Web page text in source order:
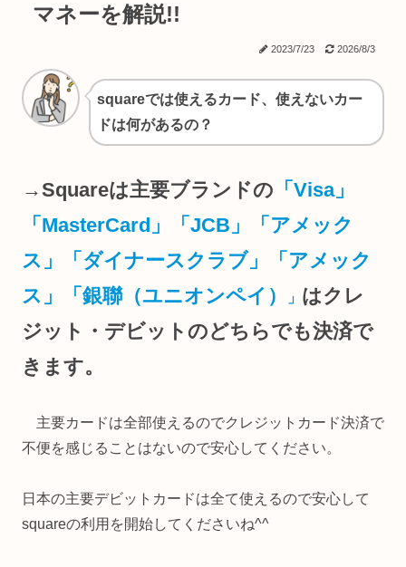
マネーを解説!!
2023/7/23 2026/8/3
squareでは使えるカード、使えないカー
ドは何があるの？
→Squareは主要ブランドの 「Visa」
「MasterCard」「JCB」「アメック
ス」「ダイナースクラブ」「アメック
ス」
「銀聯（ユニオンペイ） 」 はクレ
ジット・デビットのどちらでも決済で
きます。
主要カードは全部使えるのでクレジットカード決済で
不便を感じることはないので安心してください。
日本の主要デビットカードは全て使えるので安心して
squareの利用を開始してくださいね^^